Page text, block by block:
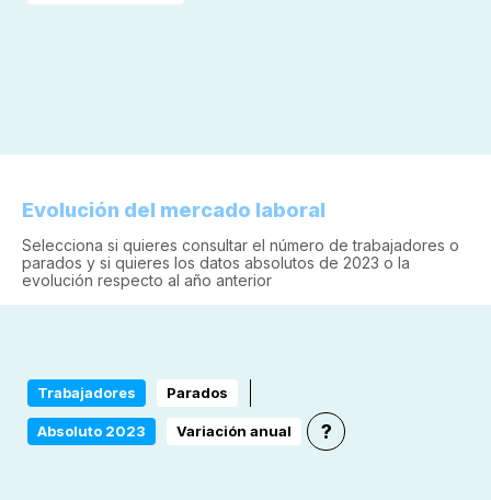
Evolución del mercado laboral
Selecciona si quieres consultar el número de trabajadores o
parados y si quieres los datos absolutos de 2023 o la
evolución respecto al año anterior
?
Trabajadores Parados
Absoluto 2023 Variación anual